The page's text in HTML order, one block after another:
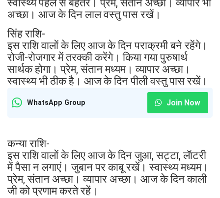
स्वास्थ्य पहले से बेहतर। प्रेम, संतान अच्छा। व्यापार भी
अच्छा। आज के दिन लाल वस्तु पास रखें।
सिंह राशि-
इस राशि वालों के लिए आज के दिन पराक्रमी बने रहेंगे।
रोजी-रोजगार में तरक्की करेंगे। किया गया पुरुषार्थ
सार्थक होगा। प्रेम, संतान मध्यम। व्यापार अच्छा।
स्वास्थ्य भी ठीक है। आज के दिन पीली वस्तु पास रखें।
WhatsApp Group Join Now
कन्या राशि-
इस राशि वालों के लिए आज के दिन जुआ, सट्टा, लॅाटरी
में पैसा न लगाएं। जुबान पर काबू रखें। स्वास्थ्य मध्यम।
प्रेम, संतान अच्छा। व्यापार अच्छा। आज के दिन काली
जी को प्रणाम करते रहें।